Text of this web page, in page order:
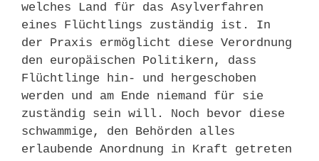
welches Land für das Asylverfahren
eines Flüchtlings zuständig ist. In
der Praxis ermöglicht diese Verordnung
den europäischen Politikern, dass
Flüchtlinge hin- und hergeschoben
werden und am Ende niemand für sie
zuständig sein will. Noch bevor diese
schwammige, den Behörden alles
erlaubende Anordnung in Kraft getreten